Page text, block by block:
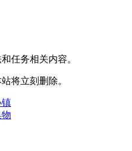
任务相关内容。
将立刻删除。